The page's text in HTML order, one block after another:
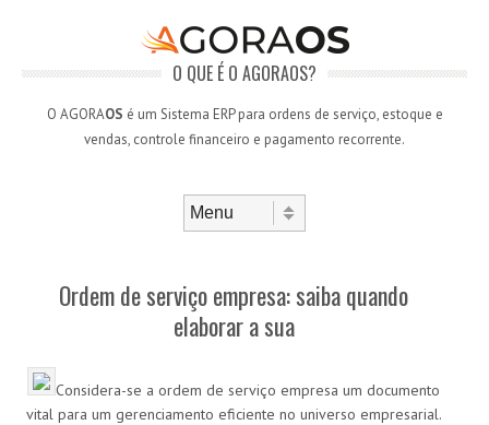
O QUE É O AGORAOS?
O AGORAOS é um Sistema ERP para ordens de serviço, estoque e
vendas, controle financeiro e pagamento recorrente.
Ordem de serviço empresa: saiba quando
elaborar a sua
Considera-se a ordem de serviço empresa um documento
vital para um gerenciamento eficiente no universo empresarial.